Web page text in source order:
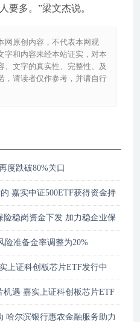
要多。”梁文杰说。
网原创内容，不代表本网观
字和内容未经本站证实，对本
、文字的真实性、完整性、及
，请读者仅作参考，并请自行
度跌破80%关口
嘉实中证500ETF获得资金持
险稳岗资金下发 加力稳企业保
险准备金率调整为20%
上证科创板芯片ETF发行中
遇 嘉实上证科创板芯片ETF
哈尔滨银行惠农金融服务助力